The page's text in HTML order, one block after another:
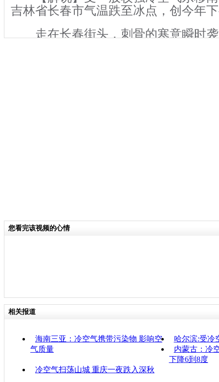
吉林省长春市气温跌至冰点，创今年
走在长春街头，刺骨的寒意瞬时袭
您看完该视频的心情
相关报道
海南三亚：冷空气携带污染物 影响空
气质量
哈尔滨:受冷
内蒙古：冷
下降6到8度
冷空气扫荡山城 重庆一夜跌入深秋